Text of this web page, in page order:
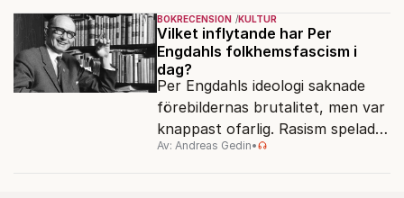
BOKRECENSION KULTUR
Vilket inflytande har Per
Engdahls folkhemsfascism i
dag?
Per Engdahls ideologi saknade
förebildernas brutalitet, men var
knappast ofarlig. Rasism spelades
ned i förmån för "kultur". Känns
Av: Andreas Gedin•